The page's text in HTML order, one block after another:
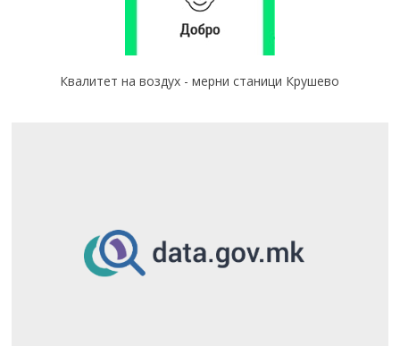
Квалитет на воздух - мерни станици Крушево